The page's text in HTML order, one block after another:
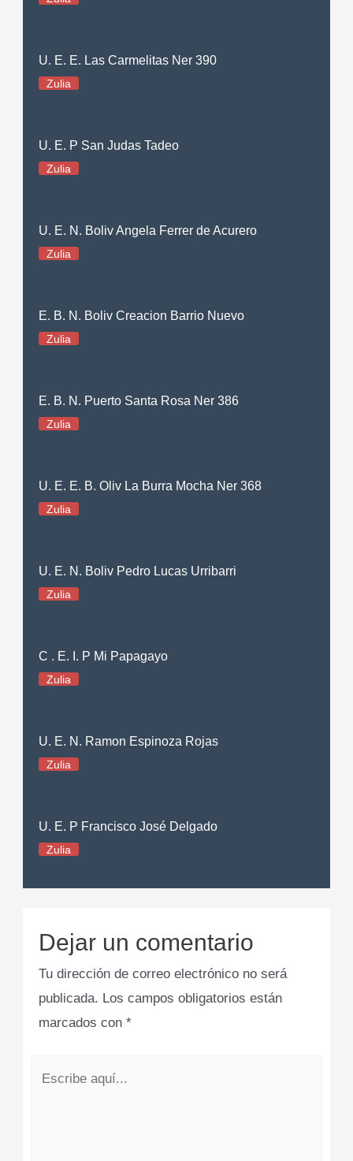
U. E. E. Las Carmelitas Ner 390
Zulia
U. E. P San Judas Tadeo
Zulia
U. E. N. Boliv Angela Ferrer de Acurero
Zulia
E. B. N. Boliv Creacion Barrio Nuevo
Zulia
E. B. N. Puerto Santa Rosa Ner 386
Zulia
U. E. E. B. Oliv La Burra Mocha Ner 368
Zulia
U. E. N. Boliv Pedro Lucas Urribarri
Zulia
C . E. I. P Mi Papagayo
Zulia
U. E. N. Ramon Espinoza Rojas
Zulia
U. E. P Francisco José Delgado
Zulia
Dejar un comentario
Tu dirección de correo electrónico no será
publicada. Los campos obligatorios están
marcados con*